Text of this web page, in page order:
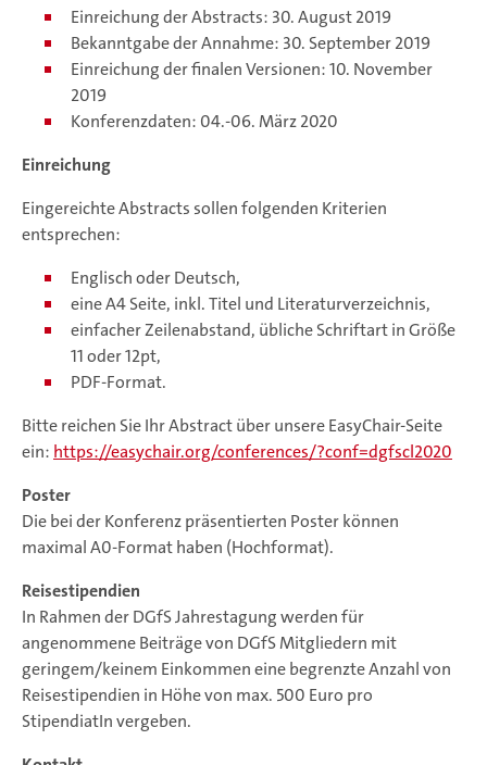
Einreichung der Abstracts: 30. August 2019
Bekanntgabe der Annahme: 30. September 2019
Einreichung der finalen Versionen: 10. November
2019
Konferenzdaten: 04.-06. März 2020
Einreichung
Eingereichte Abstracts sollen folgenden Kriterien
entsprechen:
Englisch oder Deutsch,
eine A4 Seite, inkl. Titel und Literaturverzeichnis,
einfacher Zeilenabstand, übliche Schriftart in Größe
11 oder 12pt,
PDF-Format.
Bitte reichen Sie Ihr Abstract über unsere EasyChair-Seite
ein: https://easychair.org/conferences/?conf=dgfscl2020
Poster
Die bei der Konferenz präsentierten Poster können
maximal A0-Format haben (Hochformat).
Reisestipendien
In Rahmen der DGfS Jahrestagung werden für
angenommene Beiträge von DGfS Mitgliedern mit
geringem/keinem Einkommen eine begrenzte Anzahl von
Reisestipendien in Höhe von max. 500 Euro pro
StipendiatIn vergeben.